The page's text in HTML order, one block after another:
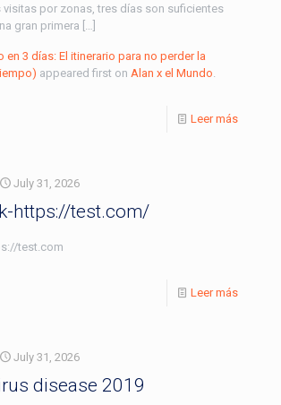
visitas por zonas, tres días son suficientes
gran primera […]
en 3 días: El itinerario para no perder la
appeared first on Alan x el Mundo
Leer más
July 31, 2026
https://test.com/
test.com
Leer más
July 31, 2026
disease 2019